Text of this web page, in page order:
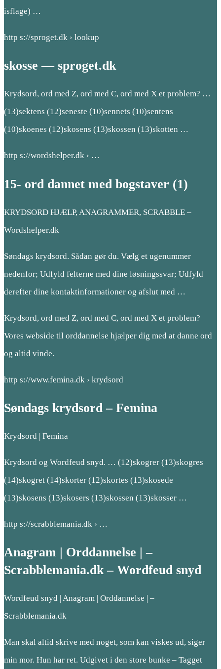
isflage) …
http s://sproget.dk › lookup
skosse — sproget.dk
Krydsord, ord med Z, ord med C, ord med X et problem? …
(13)sektens (12)seneste (10)sennets (10)sentens
(10)skoenes (12)skosens (13)skossen (13)skotten …
http s://wordshelper.dk › …
15- ord dannet med bogstaver (1)
KRYDSORD HJÆLP, ANAGRAMMER, SCRABBLE –
Wordshelper.dk
Søndags krydsord. Sådan gør du. Vælg et ugenummer
nedenfor; Udfyld felterne med dine løsningssvar; Udfyld
derefter dine kontaktinformationer og afslut med …
Krydsord, ord med Z, ord med C, ord med X et problem?
Vores webside til orddannelse hjælper dig med at danne ord
og altid vinde.
http s://www.femina.dk › krydsord
Søndags krydsord – Femina
Krydsord | Femina
Krydsord og Wordfeud snyd. … (12)skogrer (13)skogres
(14)skogret (14)skorter (12)skortes (13)skosede
(13)skosens (13)skosers (13)skossen (13)skosser …
http s://scrabblemania.dk › …
Anagram | Orddannelse | –
Scrabblemania.dk – Wordfeud snyd
Wordfeud snyd | Anagram | Orddannelse | –
Scrabblemania.dk
Man skal altid skrive med noget, som kan viskes ud, siger
min mor. Hun har ret. Udgivet i den store bunke – Tagget